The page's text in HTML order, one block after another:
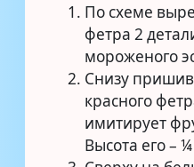
По схеме
фетра 2
мороженого
Снизу
красного
имитирует
Высота его –